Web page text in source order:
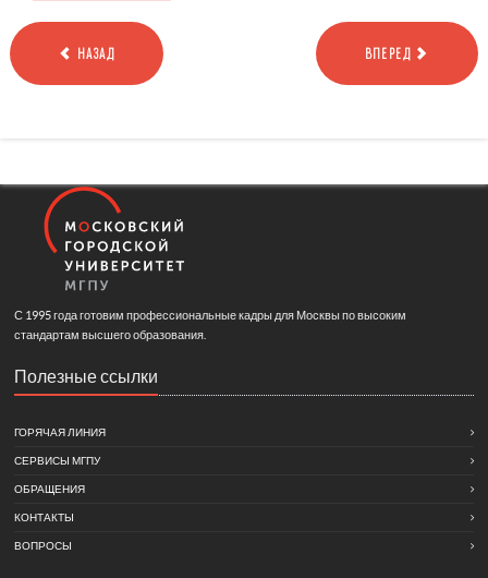
НАЗАД ВПЕРЕД
С 1995 года готовим профессиональные кадры для Москвы по высоким
стандартам высшего образования.
Полезные ссылки
ГОРЯЧАЯ ЛИНИЯ
СЕРВИСЫ МГПУ
ОБРАЩЕНИЯ
КОНТАКТЫ
ВОПРОСЫ